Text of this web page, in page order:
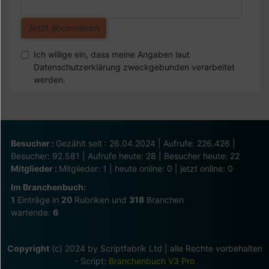
Ich willige ein, dass meine Angaben laut
Datenschutzerklärung zweckgebunden verarbeitet
werden.
Besucher : Gezählt seit : 26.04.2024 | Aufrufe: 226.426 |
Besucher: 92.581 | Aufrufe heute: 28 | Besucher heute: 22
Mitglieder : Mitglieder: 1 | heute online: 0 | jetzt online: 0
Im Branchenbuch:
1 Einträge in 20 Rubriken und 318 Branchen
wartende: 6
Copyright(c) 2024 by Scriptfabrik Ltd | alle Rechte vorbehalten
- Script: Branchenbuch V3 Pro